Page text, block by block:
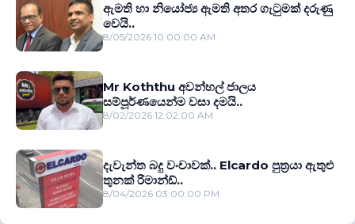
ඇමති හා නියෝජ්‍ය ඇමති අතර ගැටුමක් දරුණු
වෙයි..
8/05/2026 10:00:00 AM
Mr Koththu අවන්හල් ජාලය
සම්පූර්ණයෙන්ම වසා දමයි..
8/02/2026 12:02:00 AM
දැවැන්ත බදු වංචාවක්.. Elcardo පුත‍්‍රයා ඇතුළු
තුනක් රිමාන්ඩ්..
8/04/2026 03:00:00 PM